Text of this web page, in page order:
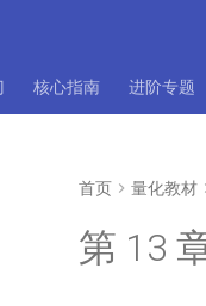
核心指南 进阶专题
首页 量化教材
第 13